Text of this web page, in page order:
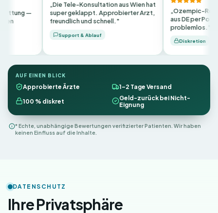
„Die Tele-Konsultation aus Wien hat
super geklappt. Approbierter Arzt,
freundlich und schnell."
Support & Ablauf
„Ozempic-Rezept innerhalb
aus DE per Post — auch in
AUF EINEN BLICK
Approbierte Ärzte
1–2 Tage Versand
100 % diskret
Geld-zurück bei Nicht-
Eignung
* Echte, unabhängige Bewertungen verifizierter Patienten. Wir haben
keinen Einfluss auf die Inhalte.
DATENSCHUTZ
Ihre Privatsphäre